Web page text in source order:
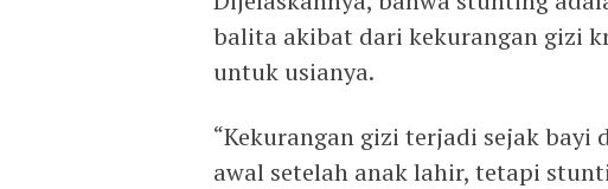
balita akibat dari kekurangan gizi
untuk usianya.
“Kekurangan gizi terjadi sejak bayi
awal setelah anak lahir, tetapi